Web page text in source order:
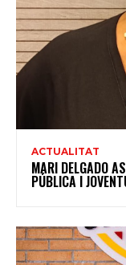
ACTUALITAT
MARI DELGADO
PÚBLICA I